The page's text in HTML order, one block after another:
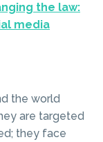
the law:
media
the world
are targeted
they face